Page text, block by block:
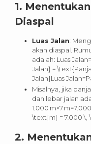
1.
Diaspal
Luas Jalan:
akan diaspal.
adalah: Luas
Jalan} =
Jalan}Luas
Misalnya, jika
dan lebar jalan
1.000 m×7
\text{m} = 7.000 \,
2.